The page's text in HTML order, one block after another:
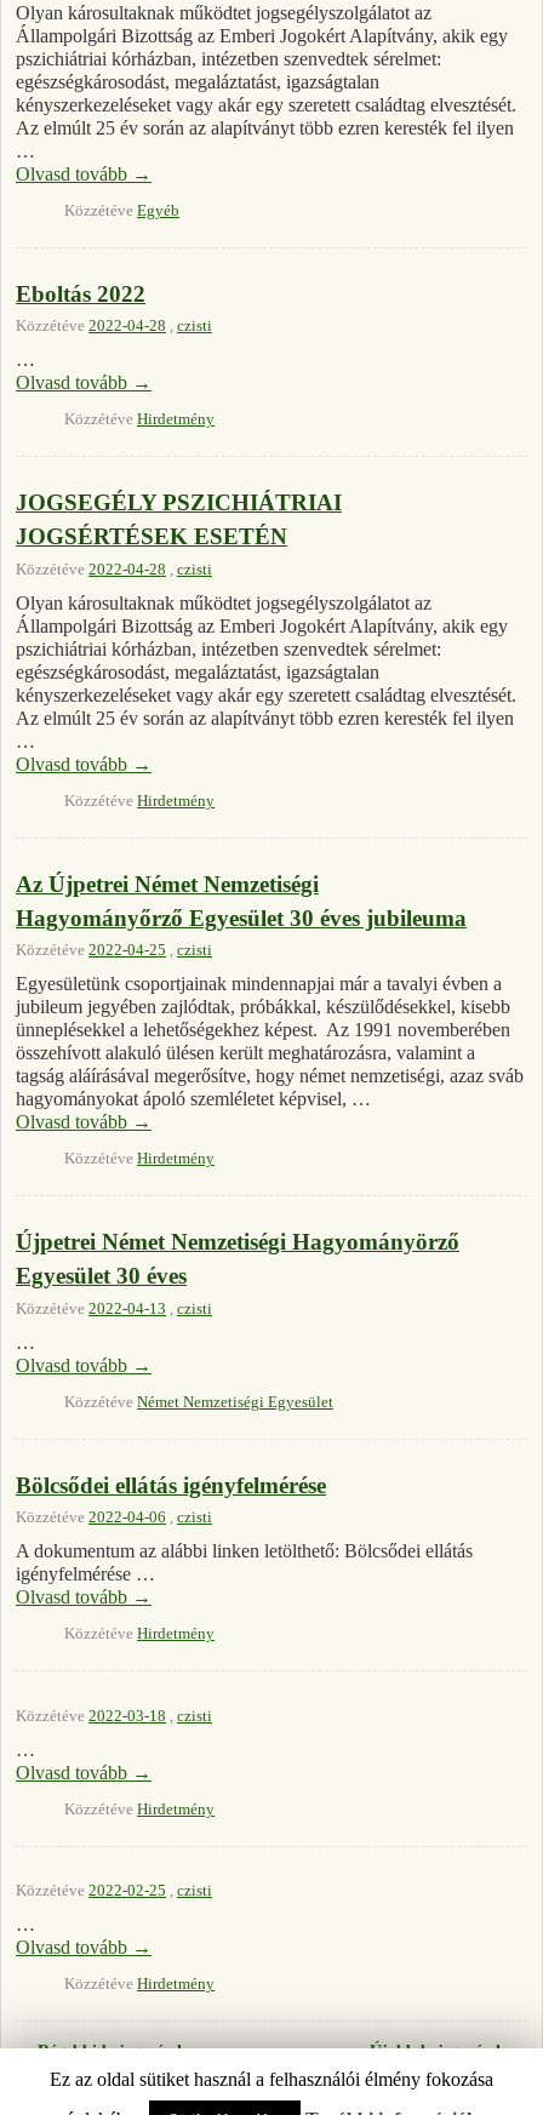
Olyan károsultaknak működtet jogsegélyszolgálatot az
Állampolgári Bizottság az Emberi Jogokért Alapítvány, akik egy
pszichiátriai kórházban, intézetben szenvedtek sérelmet:
egészségkárosodást, megaláztatást, igazságtalan
kényszerkezeléseket vagy akár egy szeretett családtag elvesztését.
Az elmúlt 25 év során az alapítványt több ezren keresték fel ilyen
…
Olvasd tovább →
Közzétéve Egyéb
Eboltás 2022
Közzétéve 2022-04-28 , czisti
…
Olvasd tovább →
Közzétéve Hirdetmény
JOGSEGÉLY PSZICHIÁTRIAI
JOGSÉRTÉSEK ESETÉN
Közzétéve 2022-04-28 , czisti
Olyan károsultaknak működtet jogsegélyszolgálatot az
Állampolgári Bizottság az Emberi Jogokért Alapítvány, akik egy
pszichiátriai kórházban, intézetben szenvedtek sérelmet:
egészségkárosodást, megaláztatást, igazságtalan
kényszerkezeléseket vagy akár egy szeretett családtag elvesztését.
Az elmúlt 25 év során az alapítványt több ezren keresték fel ilyen
…
Olvasd tovább →
Közzétéve Hirdetmény
Az Újpetrei Német Nemzetiségi
Hagyományőrző Egyesület 30 éves jubileuma
Közzétéve 2022-04-25 , czisti
Egyesületünk csoportjainak mindennapjai már a tavalyi évben a
jubileum jegyében zajlódtak, próbákkal, készülődésekkel, kisebb
ünneplésekkel a lehetőségekhez képest. Az 1991 novemberében
összehívott alakuló ülésen került meghatározásra, valamint a
tagság aláírásával megerősítve, hogy német nemzetiségi, azaz sváb
hagyományokat ápoló szemléletet képvisel, …
Olvasd tovább →
Közzétéve Hirdetmény
Újpetrei Német Nemzetiségi Hagyományörző
Egyesület 30 éves
Közzétéve 2022-04-13 czisti
…
Olvasd tovább →
Közzétéve Német Nemzetiségi Egyesület
Bölcsődei ellátás igényfelmérése
Közzétéve 2022-04-06 , czisti
A dokumentum az alábbi linken letölthető: Bölcsődei ellátás
igényfelmérése …
Olvasd tovább →
Közzétéve Hirdetmény
Közzétéve 2022-03-18 czisti
…
Olvasd tovább →
Közzétéve Hirdetmény
Közzétéve 2022-02-25 , czisti
…
Olvasd tovább →
Közzétéve Hirdetmény
Bejegyzés navigáció
←Régebbi bejegyzések Újabb bejegyzések→
Ez az oldal sütiket használ a felhasználói élmény fokozása